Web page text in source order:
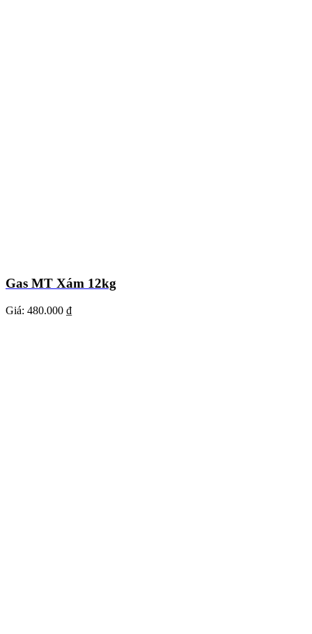
Gas MT Xám 12kg
Giá: 480.000 ₫